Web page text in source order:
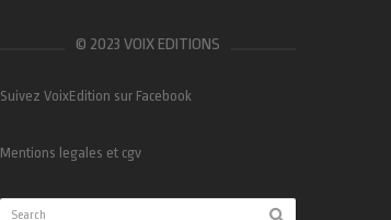
© 2023 VOIX EDITIONS
Suivez VoixEdition sur Facebook
Mentions legales et cgv